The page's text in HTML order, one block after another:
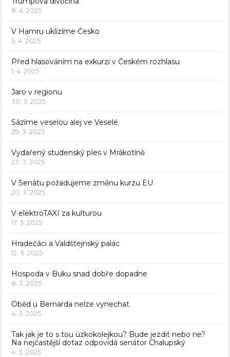
8. 4. 2025
V Hamru uklízíme Česko
5. 4. 2025
Před hlasováním na exkurzi v Českém rozhlasu
1. 4. 2025
Jaro v regionu
30. 3. 2025
Sázíme veselou alej ve Veselé
29. 3. 2025
Vydařený studenský ples v Mrákotíně
23. 3. 2025
V Senátu požadujeme změnu kurzu EU
20. 3. 2025
V elektroTAXI za kulturou
17. 3. 2025
Hradečáci a Valdštejnský palác
12. 3. 2025
Hospoda v Buku snad dobře dopadne
8. 3. 2025
Oběd u Bernarda nelze vynechat
4. 3. 2025
Tak jak je to s tou úzkokolejkou? Bude jezdit nebo ne?
Na nejčastější dotaz odpovídá senátor Chalupský
4. 3. 2025